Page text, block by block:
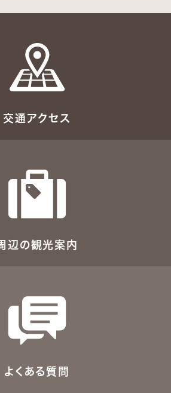
交通アクセス
辺の観光案内
よくある質問